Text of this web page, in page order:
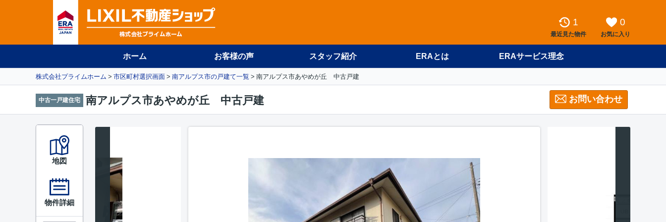
1
最近見た物件
0
お気に入り
ホーム お客様の声 スタッフ紹介 ERAとは ERAサービス理念
株式会社プライムホーム 市区町村選択画面 南アルプス市の戸建て一覧 南アルプス市あやめが丘 中古戸建
中古一戸建住宅 南アルプス市あやめが丘 中古戸建 お問い合わせ
地図
物件詳細